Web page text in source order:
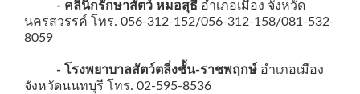
- คลินิกรักษาสัตว์ หมอสุธี อำเภอเมือง จังหวัด
นครสวรรค์ โทร. 056-312-152/056-312-158/081-532-
8059
- โรงพยาบาลสัตว์ตลิ่งชั้น-ราชพฤกษ์ อำเภอเมือง
จังหวัดนนทบุรี โทร. 02-595-8536